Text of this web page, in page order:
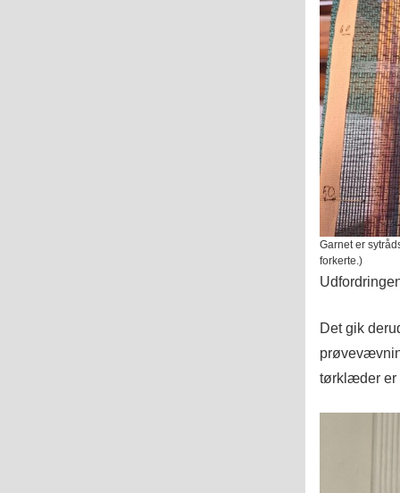
Garnet er
forkerte.)
Det gik
tørklæder er